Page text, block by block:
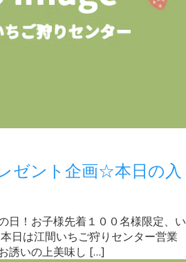
ゼント企画☆本日の入
日！お子様先着１００名様限定、い
日は江間いちご狩りセンター営業
誘いの上美味し […]